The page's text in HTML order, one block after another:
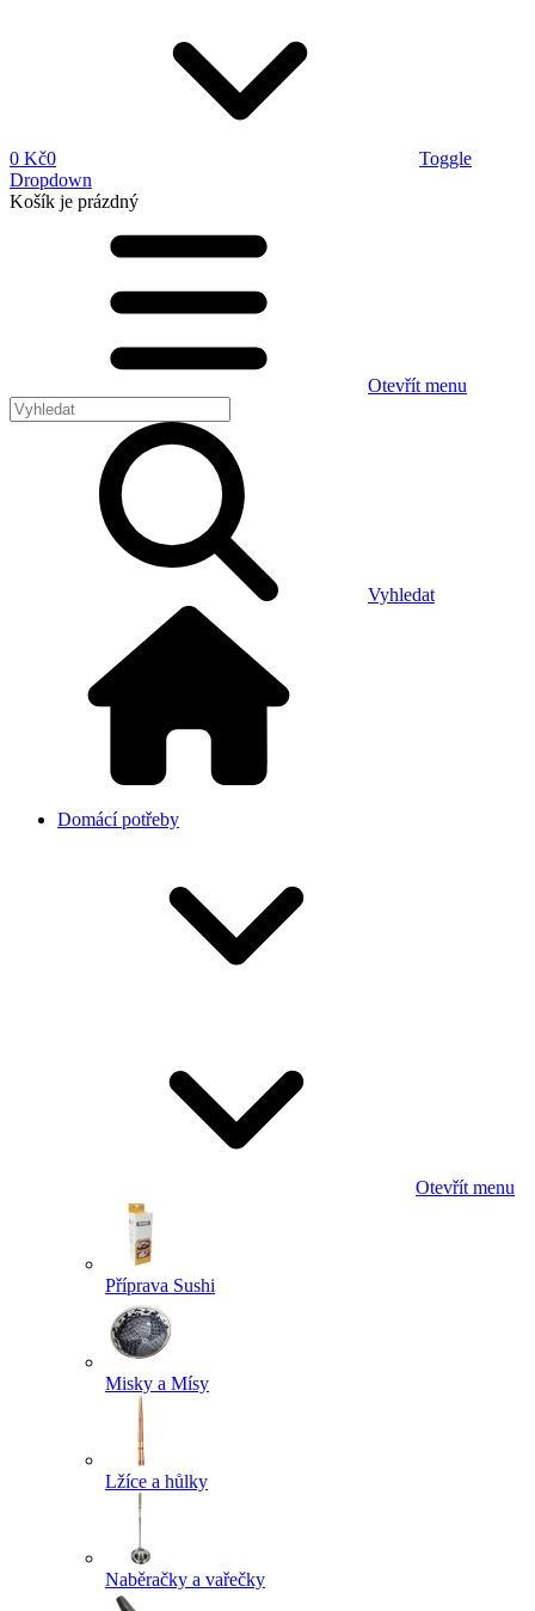
0 Kč0
Toggle
Dropdown
Košík je prázdný
Otevřít menu
Vyhledat
Domácí potřeby
Otevřít menu
Příprava Sushi
Misky a Mísy
Lžíce a hůlky
Naběračky a vařečky